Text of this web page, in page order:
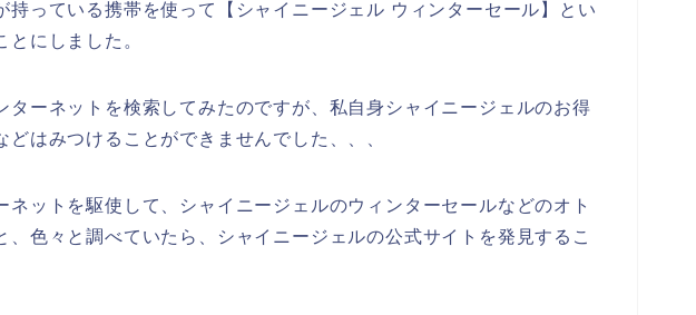
持っている携帯を使って【シャイニージェル ウィンターセール】とい
とにしました。
ターネットを検索してみたのですが、私自身シャイニージェルのお得
どはみつけることができませんでした、、、
ネットを駆使して、シャイニージェルのウィンターセールなどのオト
、色々と調べていたら、シャイニージェルの公式サイトを発見するこ